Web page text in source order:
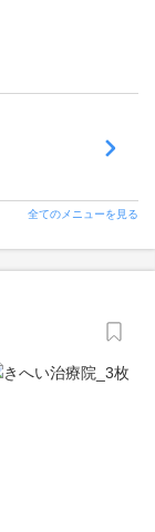
全てのメニューを見る